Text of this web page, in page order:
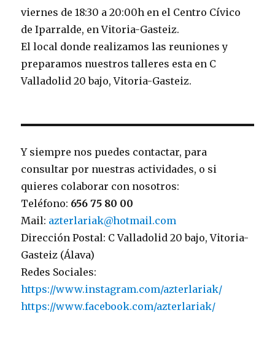
viernes de 18:30 a 20:00h en el Centro Cívico
de Iparralde, en Vitoria-Gasteiz.
El local donde realizamos las reuniones y
preparamos nuestros talleres esta en C
Valladolid 20 bajo, Vitoria-Gasteiz.
Y siempre nos puedes contactar, para
consultar por nuestras actividades, o si
quieres colaborar con nosotros:
Teléfono: 656 75 80 00
Mail: azterlariak@hotmail.com
Dirección Postal: C Valladolid 20 bajo, Vitoria-
Gasteiz (Álava)
Redes Sociales:
https://www.instagram.com/azterlariak/
https://www.facebook.com/azterlariak/